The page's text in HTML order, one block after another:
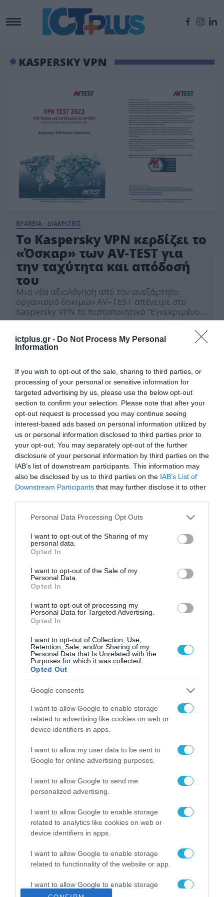
ictplus.gr - Do Not Process My Personal
Information
If you wish to opt-out of the sale, sharing to third parties, or
processing of your personal or sensitive information for
targeted advertising by us, please use the below opt-out
section to confirm your selection. Please note that after your
opt-out request is processed you may continue seeing
interest-based ads based on personal information utilized by
us or personal information disclosed to third parties prior to
your opt-out. You may separately opt-out of the further
disclosure of your personal information by third parties on the
IAB’s list of downstream participants. This information may
also be disclosed by us to third parties on the IAB’s List of
Downstream Participants that may further disclose it to other
Please note that this website/app uses one or more Google
not limited to your visit or usage behaviour. You may click to
grant or deny consent to Google and its third-party tags to
use your data for below specified purposes in below Google
consent section.
Personal Data Processing Opt Outs
I want to opt-out of the Sharing of my
personal data.
Opted In
I want to opt-out of the Sale of my
Personal Data.
Opted In
I want to opt-out of processing my
Personal Data for Targeted Advertising.
Opted In
I want to opt-out of Collection, Use,
Retention, Sale, and/or Sharing of my
Personal Data that Is Unrelated with the
Purposes for which it was collected.
Opted Out
Google consents
I want to allow Google to enable storage
related to advertising like cookies on web or
device identifiers in apps.
I want to allow my user data to be sent to
Google for online advertising purposes.
I want to allow Google to send me
personalized advertising.
I want to allow Google to enable storage
related to analytics like cookies on web or
device identifiers in apps.
I want to allow Google to enable storage
related to functionality of the website or app.
I want to allow Google to enable storage
related to personalization.
KASPERSKY VPN
ΒΡΑΒΕΙΑ - ΔΙΑΚΡΙΣΕΙΣ
Το Kaspersky VPN κερδίζει το
«Όσκαρ» των AV-TEST για
την ταχύτητα και απόδοσή
του
Μια νέα αξιολόγηση από τον ανεξάρτητο
οργανισμό δοκιμών AV–TEST απένειμε στo
Kaspersky VPN το πιστοποιητικό “Εγκεκριμένο
(Approved)”, επιβεβαιώνοντας την
παρόχου γρήγορης και ασφαλούς
συνδεσιμότητας σε πολλαπλές συσκευές και
αξιοσημείωτη βελτίωση, ξεπερνώντας τις
παραμέτρους απόδοσης που το ίδιο είχε
επιτύχει το 2022. Τα αποτελέσματα των
δοκιμών […]
ΡΟΗ ΕΙΔΗΣΕΩΝ
Το χρηματοδοτούμενο
από την ΕΕ έργο “The
Gaming Police”
ενισχύει την ασφάλεια
των παιδιών στο
διαδίκτυο
31.07.2026
ΑΑΔΕ: Διευκρινίσεις
για τα πρόστιμα σε
αφορούν τους ΦΗΜ
Σ. Καλαφάτης: «Η
Τεχνητή Νοημοσύνη
δεν είναι απλώς μια
μια νέα βιομηχανική
επανάσταση»
Νέος οδηγός του ΕΚΤ
των ελληνικών